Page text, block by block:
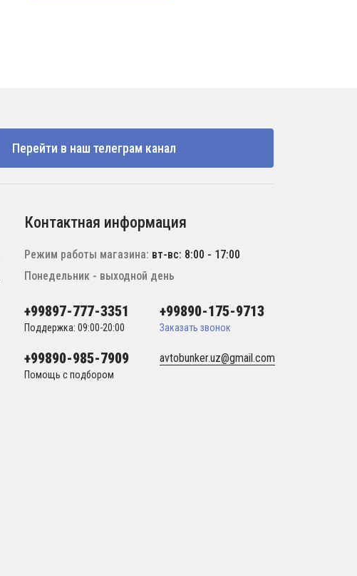
Перейти в наш телеграм канал
Контактная информация
Режим работы магазина: вт-вс: 8:00 - 17:00
Понедельник - выходной день
+99897-777-3351
Поддержка: 09:00-20:00
+99890-175-9713
Заказать звонок
+99890-985-7909
Помощь с подбором
avtobunker.uz@gmail.com